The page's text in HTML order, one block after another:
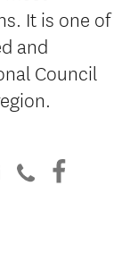
It is one of
and
Council